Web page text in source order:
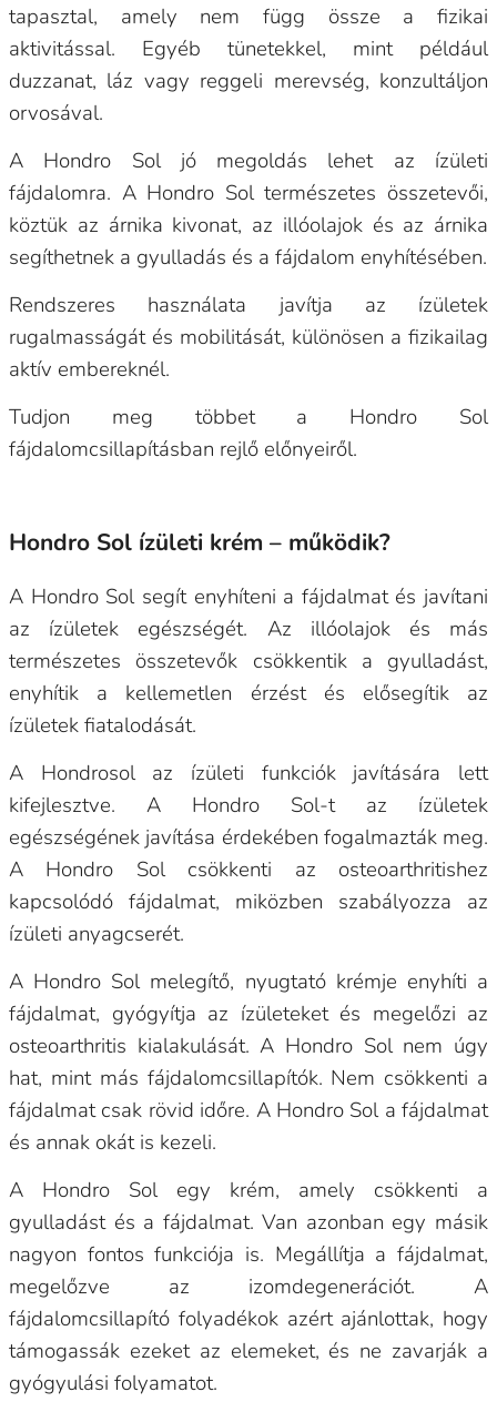
tapasztal, amely nem függ össze a fizikai
aktivitással. Egyéb tünetekkel, mint például
duzzanat, láz vagy reggeli merevség, konzultáljon
orvosával.
A Hondro Sol jó megoldás lehet az ízületi
fájdalomra. A Hondro Sol természetes összetevői,
köztük az árnika kivonat, az illóolajok és az árnika
segíthetnek a gyulladás és a fájdalom enyhítésében.
Rendszeres használata javítja az ízületek
rugalmasságát és mobilitását, különösen a fizikailag
aktív embereknél.
Tudjon meg többet a Hondro Sol
fájdalomcsillapításban rejlő előnyeiről.
Hondro Sol ízületi krém – működik?
A Hondro Sol segít enyhíteni a fájdalmat és javítani
az ízületek egészségét. Az illóolajok és más
természetes összetevők csökkentik a gyulladást,
enyhítik a kellemetlen érzést és elősegítik az
ízületek fiatalodását.
A Hondrosol az ízületi funkciók javítására lett
kifejlesztve. A Hondro Sol-t az ízületek
egészségének javítása érdekében fogalmazták meg.
A Hondro Sol csökkenti az osteoarthritishez
kapcsolódó fájdalmat, miközben szabályozza az
ízületi anyagcserét.
A Hondro Sol melegítő, nyugtató krémje enyhíti a
fájdalmat, gyógyítja az ízületeket és megelőzi az
osteoarthritis kialakulását. A Hondro Sol nem úgy
hat, mint más fájdalomcsillapítók. Nem csökkenti a
fájdalmat csak rövid időre. A Hondro Sol a fájdalmat
és annak okát is kezeli.
A Hondro Sol egy krém, amely csökkenti a
gyulladást és a fájdalmat. Van azonban egy másik
nagyon fontos funkciója is. Megállítja a fájdalmat,
megelőzve az izomdegenerációt. A
fájdalomcsillapító folyadékok azért ajánlottak, hogy
támogassák ezeket az elemeket, és ne zavarják a
gyógyulási folyamatot.